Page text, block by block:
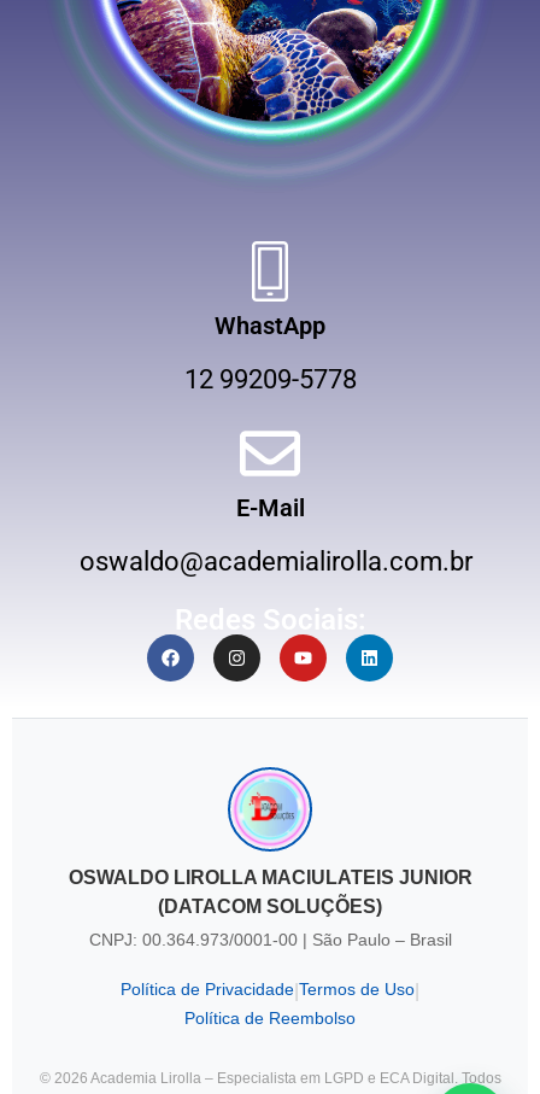
WhastApp
12 99209-5778
E-Mail
oswaldo@academialirolla.com.br
Redes Sociais:
OSWALDO LIROLLA MACIULATEIS JUNIOR
(DATACOM SOLUÇÕES)
CNPJ: 00.364.973/0001-00 | São Paulo – Brasil
Política de Privacidade Termos de Uso
Política de Reembolso
© 2026 Academia Lirolla – Especialista em LGPD e ECA Digital. Todos